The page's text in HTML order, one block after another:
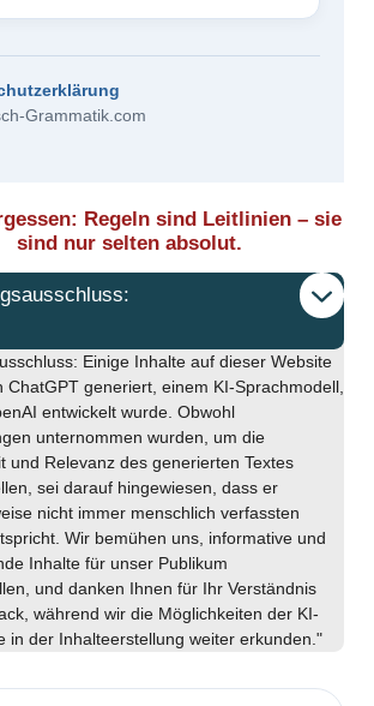
Grammatik.com
Regeln sind Leitlinien – sie
sind nur selten absolut.
Einige Inhalte auf dieser Website
ChatGPT generiert, einem KI-Sprachmodell,
entwickelt wurde. Obwohl
unternommen wurden, um die
und Relevanz des generierten Textes
sei darauf hingewiesen, dass er
nicht immer menschlich verfassten
Wir bemühen uns, informative und
Inhalte für unser Publikum
und danken Ihnen für Ihr Verständnis
während wir die Möglichkeiten der KI-
in der Inhalteerstellung weiter erkunden."